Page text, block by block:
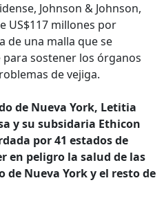
Johnson & Johnson,
US$117 millones por
de una malla que se
sostener los órganos
de vejiga.
de Nueva York, Letitia
y su subsidaria Ethicon
por 41 estados de
en peligro la salud de las
de Nueva York y el resto de